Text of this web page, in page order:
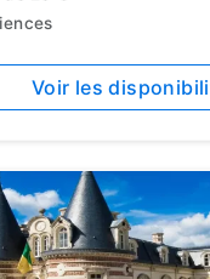
Voir les